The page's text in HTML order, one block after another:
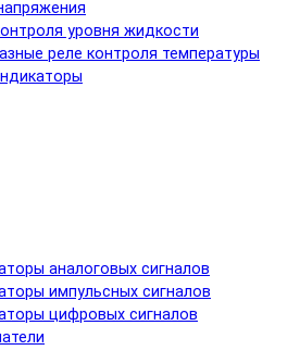
уровня жидкости
реле контроля температуры
аналоговых сигналов
импульсных сигналов
цифровых сигналов